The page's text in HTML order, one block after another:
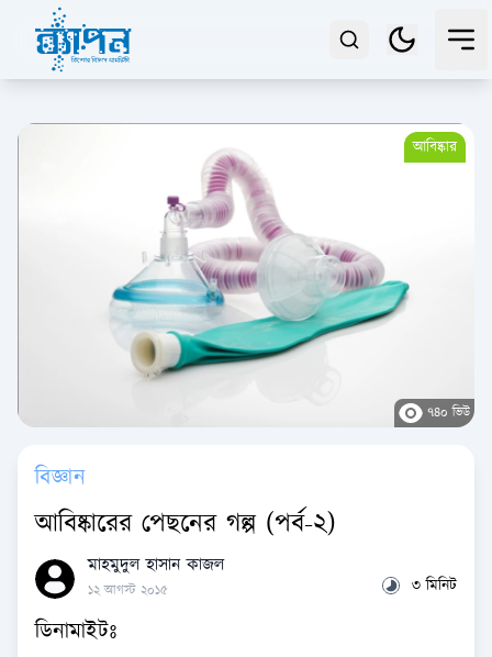
আবিষ্কার
৭৪০ ভিউ
বিজ্ঞান
আবিষ্কারের পেছনের গল্প (পর্ব-২)
মাহমুদুল হাসান কাজল
১২ আগস্ট ২০১৫ ৩ মিনিট
ডিনামাইটঃ